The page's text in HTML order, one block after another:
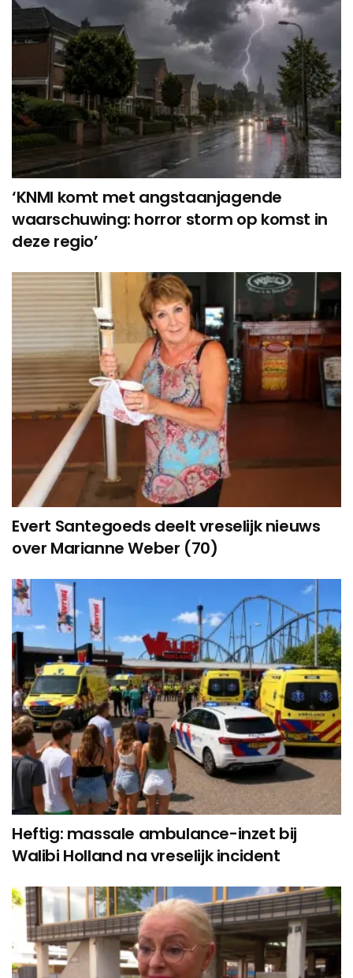
‘KNMI komt met angstaanjagende
waarschuwing: horror storm op komst in
deze regio’
Evert Santegoeds deelt vreselijk nieuws
over Marianne Weber (70)
Heftig: massale ambulance-inzet bij
Walibi Holland na vreselijk incident